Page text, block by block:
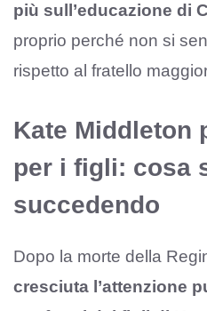
più sull’educazione di
proprio perché non si
rispetto al fratello
Kate Middleton
per i figli: cosa
succedendo
Dopo la morte della
cresciuta l’attenzione